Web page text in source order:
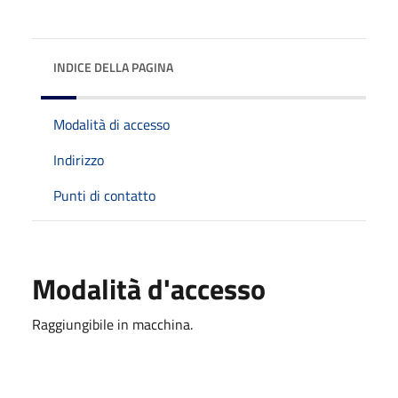
INDICE DELLA PAGINA
Modalità di accesso
Indirizzo
Punti di contatto
Modalità d'accesso
Raggiungibile in macchina.